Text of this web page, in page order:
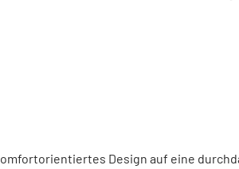
Design auf eine